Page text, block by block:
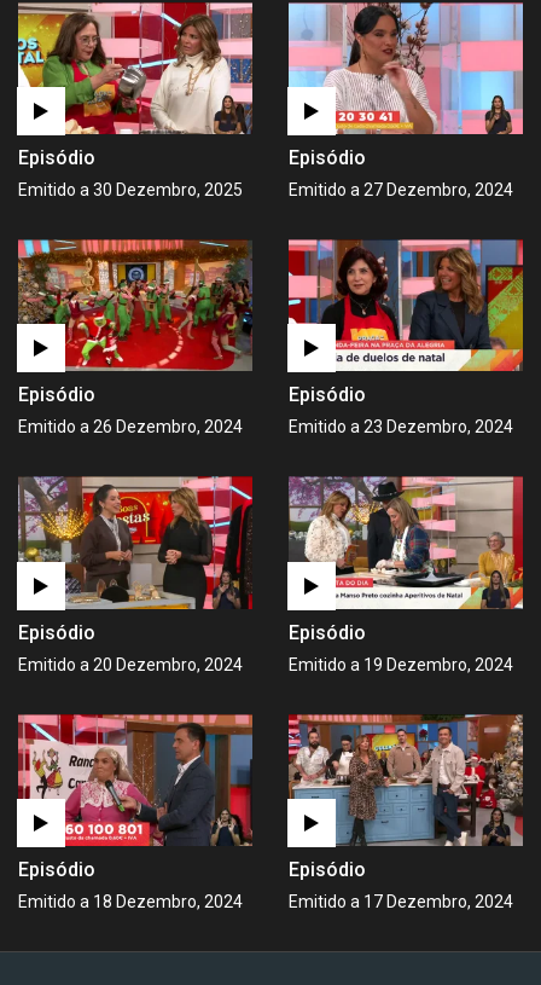
Episódio
Emitido a 30 Dezembro, 2025
Episódio
Emitido a 27 Dezembro, 2024
Episódio
Emitido a 26 Dezembro, 2024
Episódio
Emitido a 23 Dezembro, 2024
Episódio
Emitido a 20 Dezembro, 2024
Episódio
Emitido a 19 Dezembro, 2024
Episódio
Emitido a 18 Dezembro, 2024
Episódio
Emitido a 17 Dezembro, 2024